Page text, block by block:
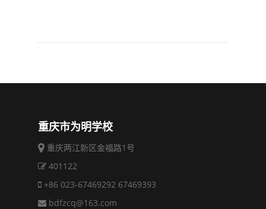
重庆市为明学校
重庆两江新区金福路1号
401122
+86 023-67469292 67469393
bdfzcq@163.com